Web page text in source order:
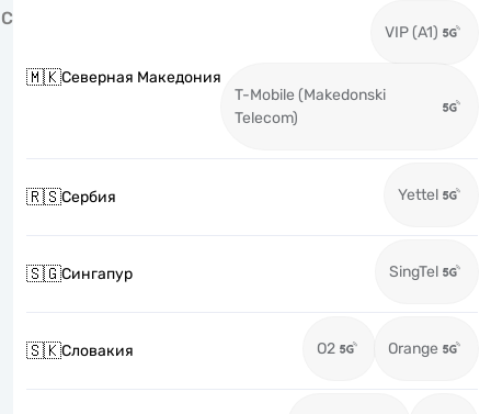
С
🇲🇰Северная Македония
VIP (A1)
T-Mobile (Makedonski
Telecom)
🇷🇸Сербия Yettel
🇸🇬Сингапур SingTel
🇸🇰Словакия O2 Orange